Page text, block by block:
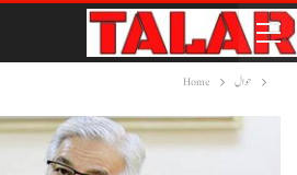
Home حوال